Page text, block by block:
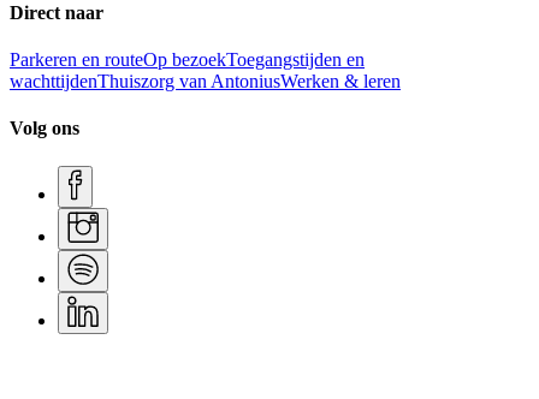
Direct naar
Parkeren en routeOp bezoekToegangstijden en
wachttijdenThuiszorg van AntoniusWerken & leren
Volg ons